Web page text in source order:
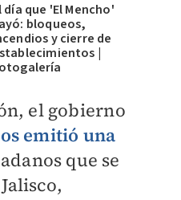
día que 'El Mencho'
bloqueos,
y cierre de
|
el gobierno
emitió una
que se